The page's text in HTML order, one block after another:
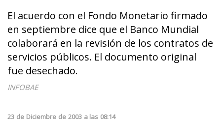
El acuerdo con el Fondo Monetario firmado
en septiembre dice que el Banco Mundial
colaborará en la revisión de los contratos de
servicios públicos. El documento original
fue desechado.
INFOBAE
23 de Diciembre de 2003 a las 08:14